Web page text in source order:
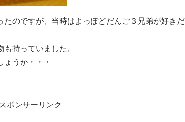
たのですが、当時はよっぽどだんご３兄弟が好きだ
持っていました。
うか・・・
スポンサーリンク